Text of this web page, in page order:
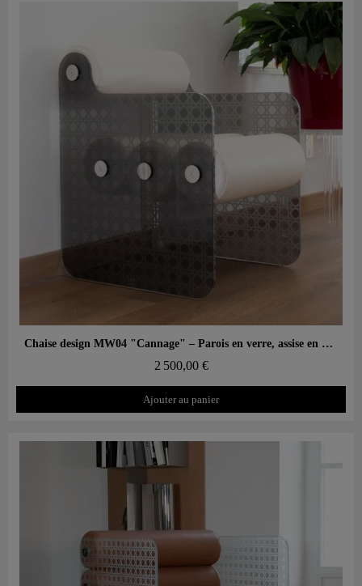
Aperçu rapide Chaise design MW04 "Cannage" – Parois en verre, assise en mousse
2 500,00 €
Ajouter au panier